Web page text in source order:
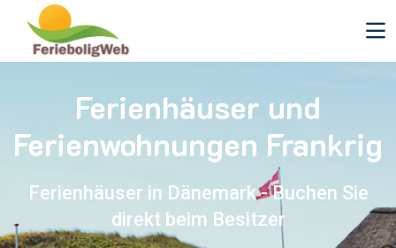
Ferienhäuser und
Ferienwohnungen Frankrig
Ferienhäuser in Dänemark - Buchen Sie
direkt beim Besitzer